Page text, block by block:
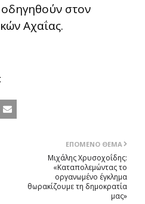
στον
Αχαΐας.
ΕΠΌΜΕΝΟ ΘΈΜΑ
Μιχάλης Χρυσοχοΐδης:
«Καταπολεμώντας το
οργανωμένο έγκλημα
θωρακίζουμε τη δημοκρατία
μας»